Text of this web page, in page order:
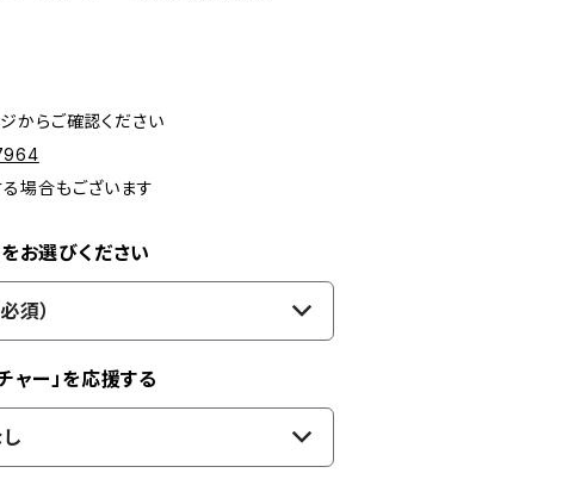
からご確認ください
場合もございます
お選びください
須）
ャー」を応援する